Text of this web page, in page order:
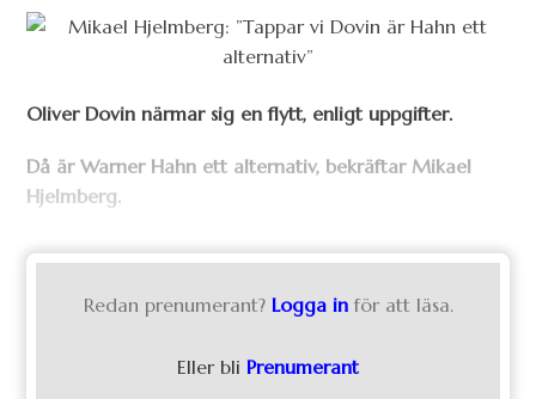
Oliver Dovin närmar sig en flytt, enligt uppgifter.
Då är Warner Hahn ett alternativ, bekräftar Mikael
Hjelmberg.
Redan prenumerant? Logga in för att läsa.
Eller bli Prenumerant